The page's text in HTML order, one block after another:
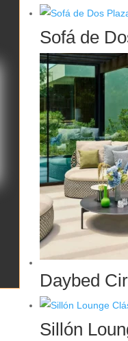
Sofá de
Daybed
Sillón